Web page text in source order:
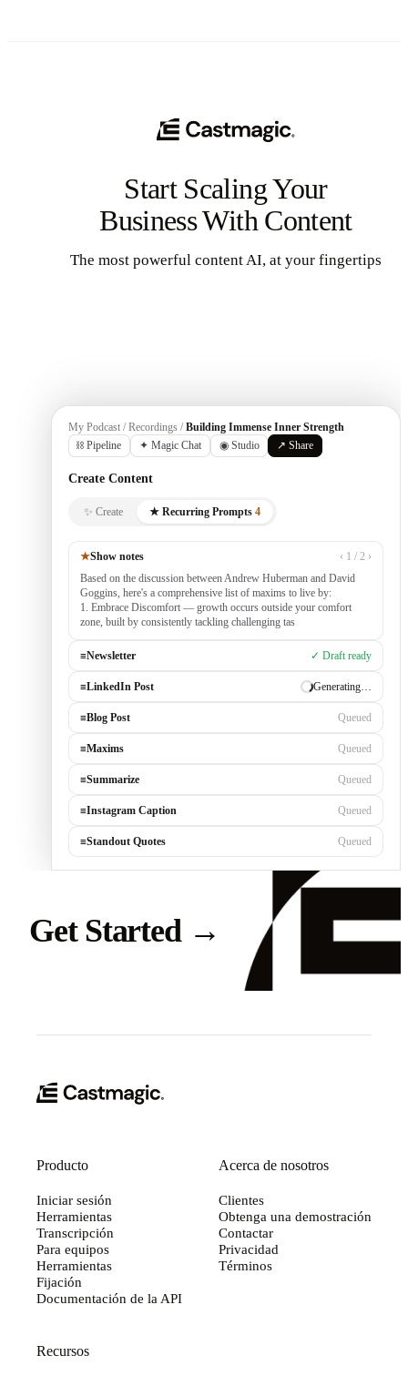
Start Scaling Your
Business With Content
The most powerful content AI, at your fingertips
My Podcast / Recordings /Building Immense Inner Strength
⛓ Pipeline
✦ Magic Chat ◉ Studio ↗ Share
Create Content
✨ Create ★ Recurring Prompts 4
★Show notes
‹ 1 / 2 ›
Based on the discussion between Andrew Huberman and David
Goggins, here's a comprehensive list of maxims to live by:
1. Embrace Discomfort — growth occurs outside your comfort
zone, built by consistently tackling challenging tasks
≡Newsletter ✓ Draft ready
≡LinkedIn Post Generating…
≡Blog Post Queued
≡Maxims Queued
≡Summarize Queued
≡Instagram Caption Queued
≡Standout Quotes Queued
Get Started →
Producto
Iniciar sesión
Herramientas
Transcripción
Para equipos
Herramientas
Fijación
Documentación de la API
Acerca de nosotros
Clientes
Obtenga una demostración
Contactar
Privacidad
Términos
Recursos